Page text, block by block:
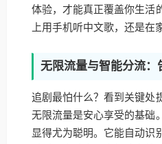
体验，才能真正覆盖你生活
上用手机听中文歌，还是在
无限流量与智能分流：
追剧最怕什么？看到关键处
无限流量是安心享受的基础
显得尤为聪明。它能自动识